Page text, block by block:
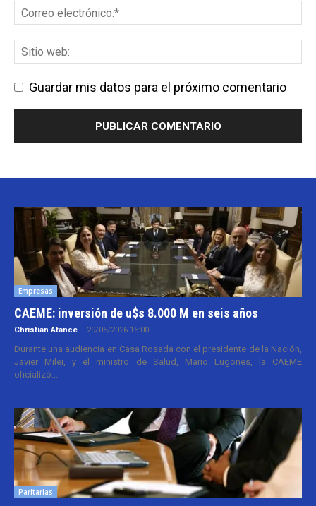
Guardar mis datos para el próximo comentario
Empresas
CAEME: inversión de u$s 8.000 M en seis años
Christian Atance - 29/05/2026 15:00
Durante una audiencia en Casa Rosada con el presidente de la Nación,
Javier Milei, y el ministro de Salud, Mario Lugones, la CAEME
oficializó...
Paritarias